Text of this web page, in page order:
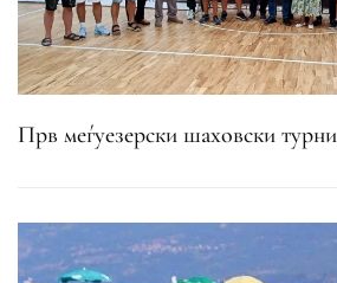
Прв меѓуезерски шаховски